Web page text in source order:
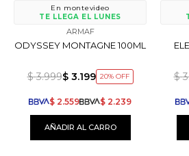
En montevideo
TE LLEGA EL LUNES
ARMAF
ODYSSEY MONTAGNE 100ML
$ 3.199
$ 3.999 20
$ 2.239
$ 2.559
$